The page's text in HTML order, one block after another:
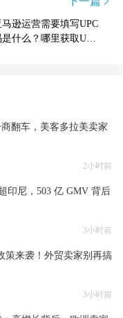
马逊运营需要填写UPC
是什么？哪里获取UPC
翻车，美客多拉美卖家
2小时前
印尼，503 亿 GMV 背后
3小时前
策来袭！外贸卖家别再搞
3小时前